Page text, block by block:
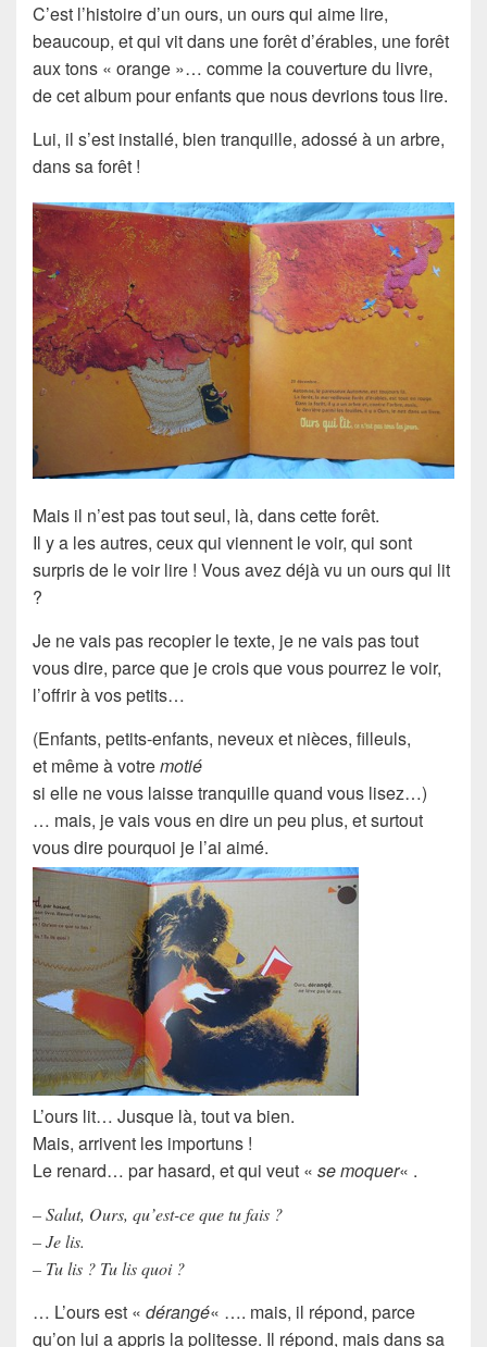
C’est l’histoire d’un ours, un ours qui aime lire,
beaucoup, et qui vit dans uneforêt d’érables, une forêt
aux tons « orange »… comme la couverture du livre,
de cet album pour enfants que nous devrions tous lire.
Lui, il s’est installé, bien tranquille, adossé à un arbre,
dans sa forêt !
Mais il n’est pas tout seul, là, dans cette forêt.
Il y a les autres, ceux qui viennent le voir, qui sont
surpris de le voir lire ! Vous avez déjà vu un ours qui lit
?
Je ne vais pas recopier le texte, je ne vais pas tout
vous dire, parce que je crois que vous pourrez le voir,
l’offrirà vos petits…
(Enfants, petits-enfants, neveux et nièces, filleuls,
et même à votremotié
si elle ne vous laisse tranquille quand vous lisez…)
… mais, je vais vous en dire un peu plus, et surtout
vous dire pourquoi je l’ai aimé.
L’ours lit… Jusque là, tout va bien.
Mais, arrivent les importuns !
Le renard… par hasard, et qui veut « se moquer« .
– Salut, Ours, qu’est-ce que tu fais ?
– Je lis.
– Tu lis ? Tu lis quoi ?
… L’ours est « dérangé« …. mais, il répond, parce
qu’on lui a appris la politesse. Il répond, mais dans sa